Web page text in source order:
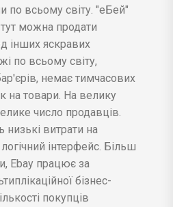
всьому світу. "еБей"
можна продати
інших яскравих
по всьому світу,
немає тимчасових
на товари. На велику
число продавців.
низькі витрати на
інтерфейс. Більш
Ebay працює за
бізнес-
покупців